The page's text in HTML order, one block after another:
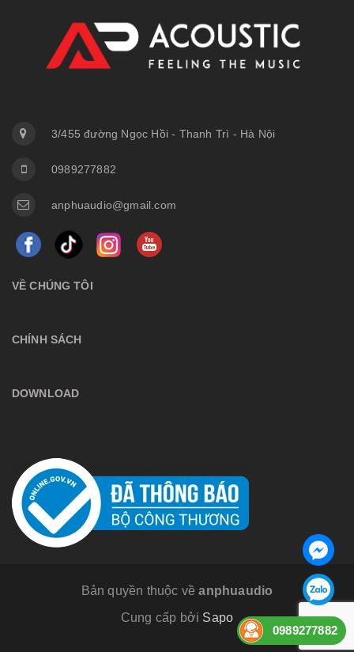
3/455 đường Ngọc Hồi - Thanh Trì - Hà Nội
0989277882
anphuaudio@gmail.com
VỀ CHÚNG TÔI
CHÍNH SÁCH
DOWNLOAD
Bản quyền thuộc vềanphuaudio
Cung cấp bởi Sapo
0989277882